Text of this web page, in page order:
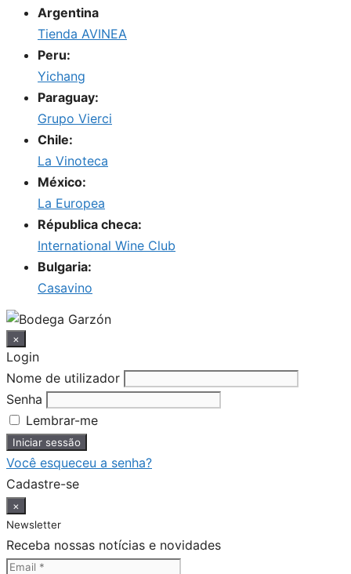
Argentina
Tienda AVINEA
Peru:
Yichang
Paraguay:
Grupo Vierci
Chile:
La Vinoteca
México:
La Europea
Républica checa:
International Wine Club
Bulgaria:
Casavino
×
Login
Nome de utilizador
Senha
Lembrar-me
Você esqueceu a senha?
Cadastre-se
×
Newsletter
Receba nossas notícias e novidades